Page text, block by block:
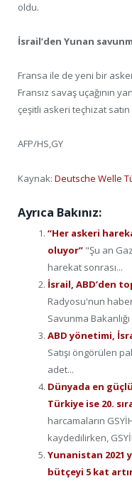
oldu.
İsrail’den Yunan
Fransa ile de yeni bir
Fransız savaş uçağının
çeşitli askeri teçhizat satın
AFP/HS,GY
Kaynak: Deutsche Welle
Ayrıca Bakınız:
“Her askeri
oluyor” "Şu an
harekat sonrası...
İsrail, ABD’den
Radyosu'nun
Savunma
ABD yönetimi,
Satışı öngörülen
adet...
Dünyada en
Türkiye ise 20.
harcamaların
kaydedilirken,
Yunanistan 2021
bütçeyi 5 kat